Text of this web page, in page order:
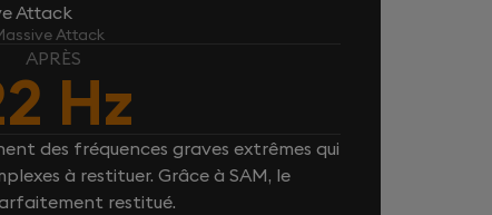
Attack
Attack
APRÈS
Hz
des fréquences graves extrêmes qui
à restituer. Grâce à SAM, le
restitué.